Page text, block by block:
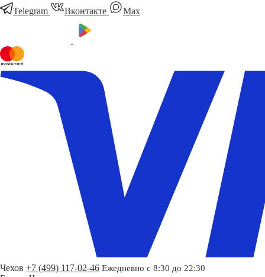
Telegram
Вконтакте Мах
Чехов +7 (499) 117-02-46 Ежедневно с 8:30 до 22:30